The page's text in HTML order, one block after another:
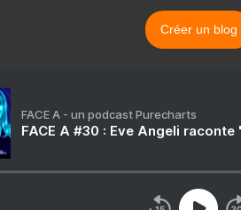
Créer un blog
FACE A - un podcast Purecharts
FACE A #30 : Eve Angeli